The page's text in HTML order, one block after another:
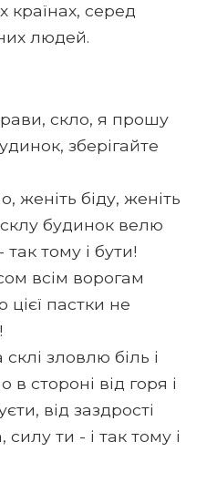
країнах, серед
людей.
скло, я прошу
зберігайте
женіть біду, женіть
склу будинок велю
так тому і бути!
всім ворогам
цієї пастки не
зловлю біль і
стороні від горя і
від заздрості
ти - і так тому і